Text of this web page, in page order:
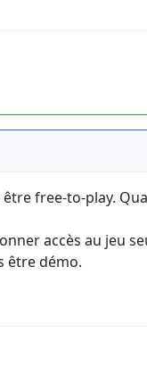
free-to-play.
accès au jeu
être démo.